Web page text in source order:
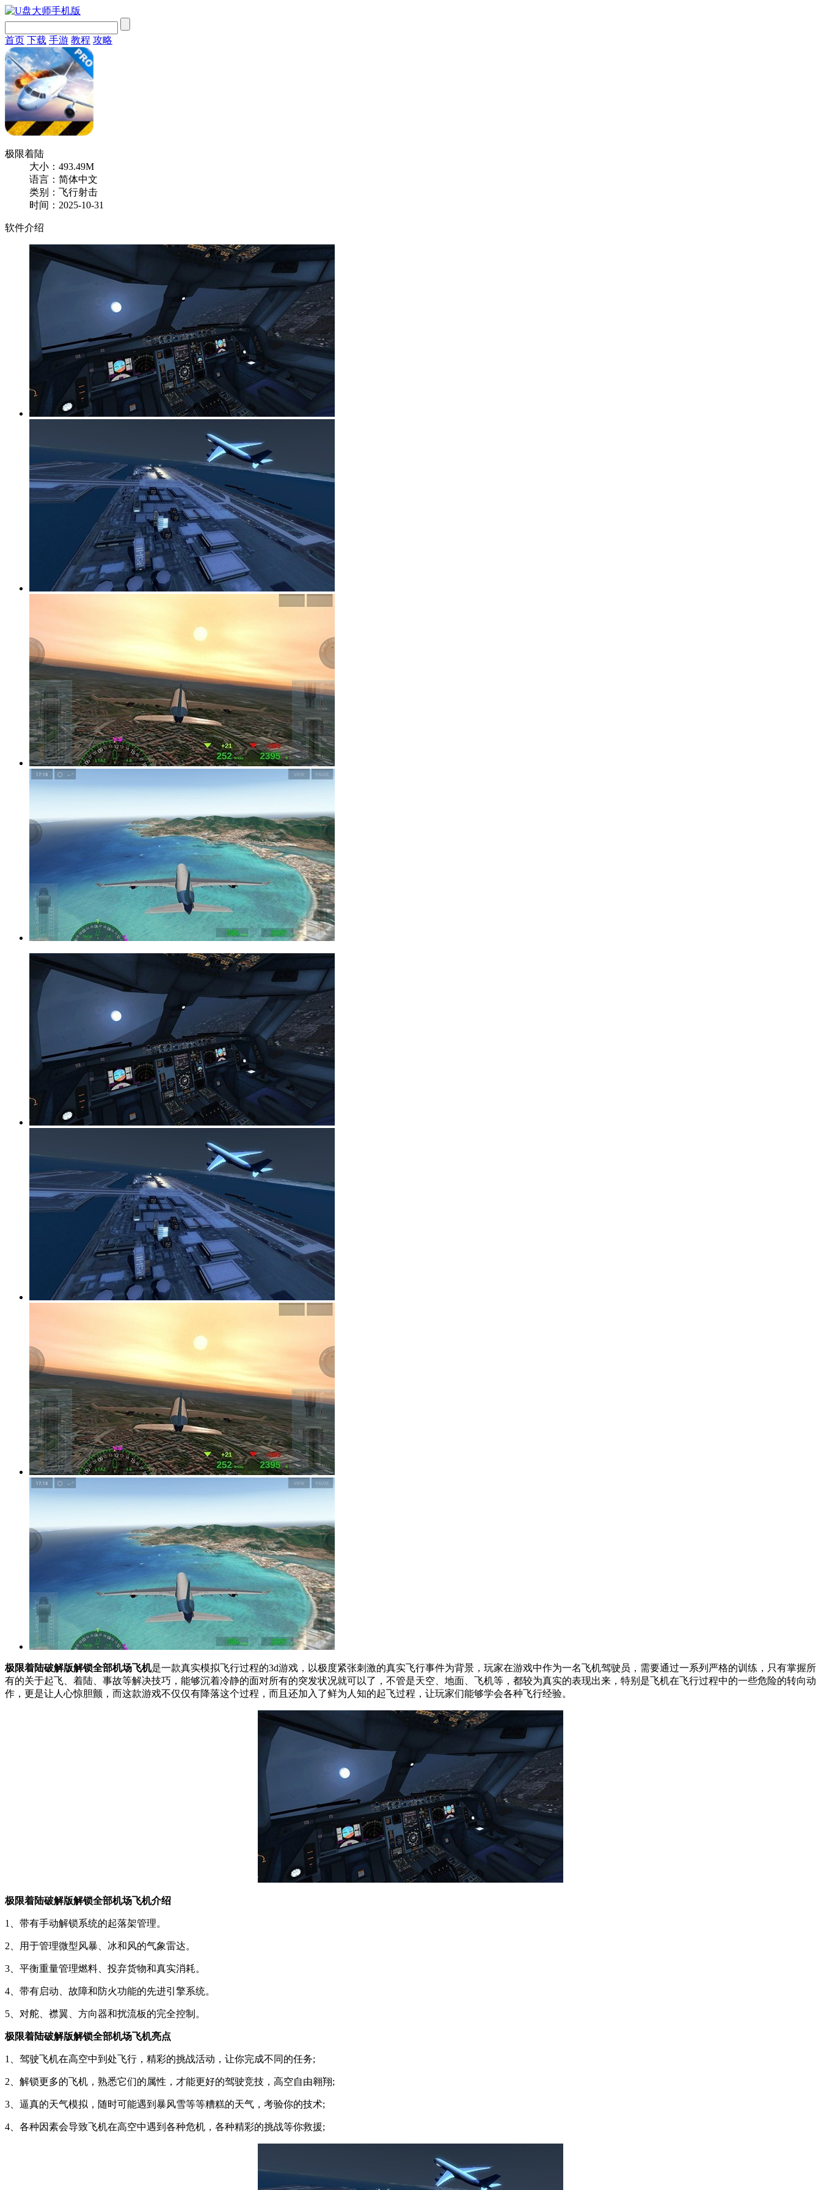
首页 下载 手游 教程 攻略
极限着陆
大小：493.49M
语言：简体中文
类别：飞行射击
时间：2025-10-31
软件介绍
极限着陆破解版解锁全部机场飞机是一款真实模拟飞行过程的3d游戏，以极度紧张刺激的真实飞行事件为背景，玩家在游戏中作为一名飞机驾驶员，需要通过一系列严格的训练，只有掌握所
有的关于起飞、着陆、事故等解决技巧，能够沉着冷静的面对所有的突发状况就可以了，不管是天空、地面、飞机等，都较为真实的表现出来，特别是飞机在飞行过程中的一些危险的转向动
作，更是让人心惊胆颤，而这款游戏不仅仅有降落这个过程，而且还加入了鲜为人知的起飞过程，让玩家们能够学会各种飞行经验。
极限着陆破解版解锁全部机场飞机介绍
1、带有手动解锁系统的起落架管理。
2、用于管理微型风暴、冰和风的气象雷达。
3、平衡重量管理燃料、投弃货物和真实消耗。
4、带有启动、故障和防火功能的先进引擎系统。
5、对舵、襟翼、方向器和扰流板的完全控制。
极限着陆破解版解锁全部机场飞机亮点
1、驾驶飞机在高空中到处飞行，精彩的挑战活动，让你完成不同的任务;
2、解锁更多的飞机，熟悉它们的属性，才能更好的驾驶竞技，高空自由翱翔;
3、逼真的天气模拟，随时可能遇到暴风雪等等糟糕的天气，考验你的技术;
4、各种因素会导致飞机在高空中遇到各种危机，各种精彩的挑战等你救援;